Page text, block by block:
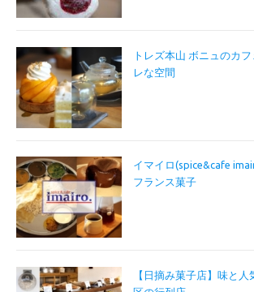
トレズ本山 ボニュのカ
レな空間
イマイロ(spice&cafe
フランス菓子
【日摘み菓子店】味と